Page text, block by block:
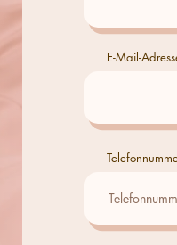
E-Mail-